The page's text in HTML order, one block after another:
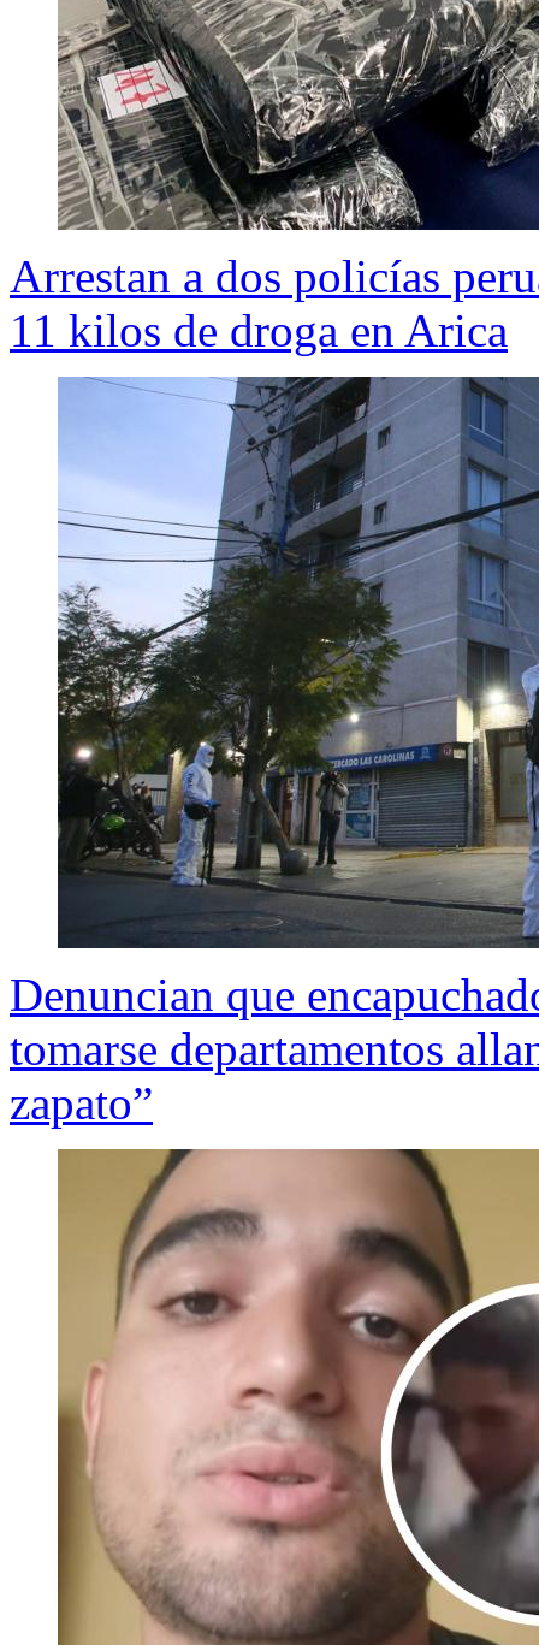
Arrestan a dos policías
11 kilos de droga en Arica
Denuncian que
tomarse departamentos
zapato”